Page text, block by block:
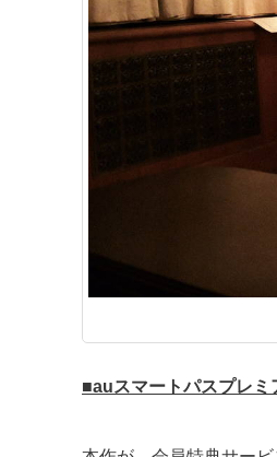
■auスマートパスプレミ